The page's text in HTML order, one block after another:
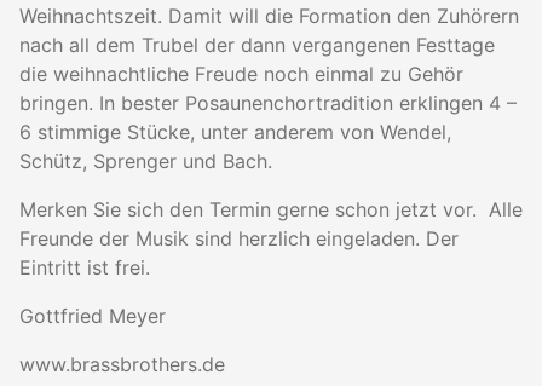
Weihnachtszeit. Damit will die Formation den Zuhörern
nach all dem Trubel der dann vergangenen Festtage
die weihnachtliche Freude noch einmal zu Gehör
bringen. In bester Posaunenchortradition erklingen 4 –
6 stimmige Stücke, unter anderem von Wendel,
Schütz, Sprenger und Bach.
Merken Sie sich den Termin gerne schon jetzt vor. Alle
Freunde der Musik sind herzlich eingeladen. Der
Eintritt ist frei.
Gottfried Meyer
www.brassbrothers.de